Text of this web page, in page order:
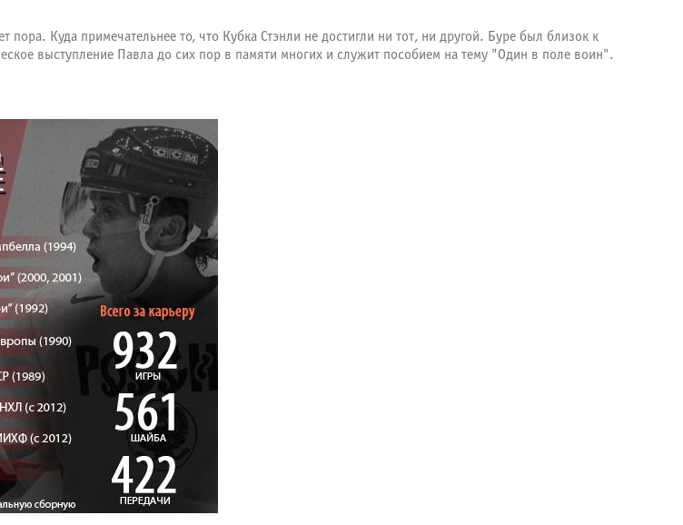
Куда примечательнее то, что Кубка Стэнли не достигли ни тот, ни другой. Буре был близок к
выступление Павла до сих пор в памяти многих и служит пособием на тему "Один в поле воин".